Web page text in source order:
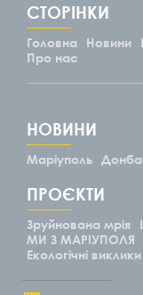
СТОРІНКИ
Головна Новини
Про нас
НОВИНИ
Маріуполь
ПРОЄКТИ
Зруйнована мрія
МИ З МАРІУПОЛЯ
Екологічні виклики